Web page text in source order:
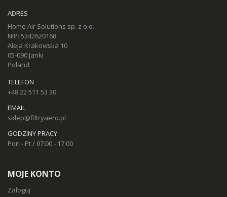
ADRES
Home Air Solutions sp. z o.o.
NIP: 5342620168
Aleja Krakowska 10
05-090 Janki
Poland
TELEFON
+48 22 511 53 30
EMAIL
sklep@filtryaero.pl
GODZINY PRACY
Pon - Pt / 07:00 - 17:00
MOJE KONTO
Zaloguj